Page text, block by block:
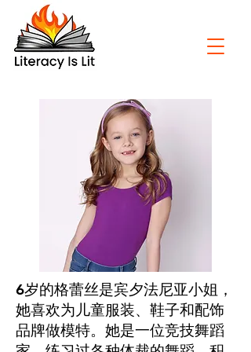
6岁的格蕾丝是宾夕法尼亚小姐，
她喜欢为儿童服装、鞋子和配饰
品牌做模特。她是一位竞技舞蹈